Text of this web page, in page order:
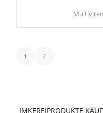
1 2
IMKEREIPRODUKTE